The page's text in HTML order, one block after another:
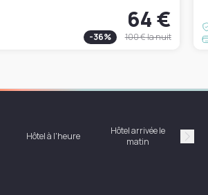
64 €
-36% 100 €la nuit
Hôtel à l'heure
Hôtel arrivée le
matin